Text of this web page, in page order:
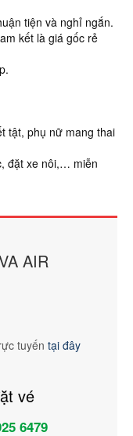
tiện và nghỉ ngắn.
kết là giá gốc rẻ
tật, phụ nữ mang thai
đặt xe nôi,… miễn
AIR
tuyến tại đây
vé
6479